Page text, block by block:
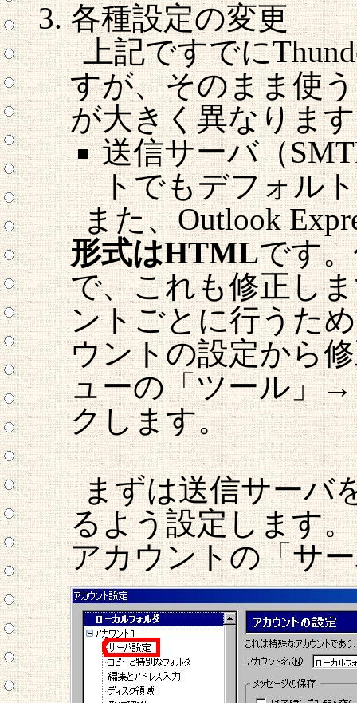
各種設定の変更
上記ですでに
すが、そのまま使
が大きく異なりま
送信サーバ（
トでもデフォル
また、Outlook
形式はHTMLです
で、これも修正し
ントごとに行うた
ウントの設定から
ューの「ツール」
クします。
まずは送信サーバ
るよう設定します
アカウントの「サ